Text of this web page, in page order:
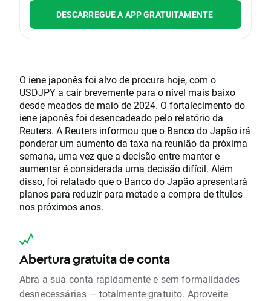
DESCARREGUE A APP GRATUITAMENTE
O iene japonês foi alvo de procura hoje, com o
USDJPY a cair brevemente para o nível mais baixo
desde meados de maio de 2024. O fortalecimento do
iene japonês foi desencadeado pelo relatório da
Reuters. A Reuters informou que o Banco do Japão irá
ponderar um aumento da taxa na reunião da próxima
semana, uma vez que a decisão entre manter e
aumentar é considerada uma decisão difícil. Além
disso, foi relatado que o Banco do Japão apresentará
planos para reduzir para metade a compra de títulos
nos próximos anos.
Abertura gratuita de conta
Abra a sua conta rapidamente e sem formalidades
desnecessárias — totalmente gratuito. Aproveite